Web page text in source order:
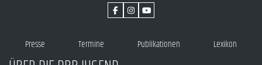
Presse Termine Publikationen Lexikon